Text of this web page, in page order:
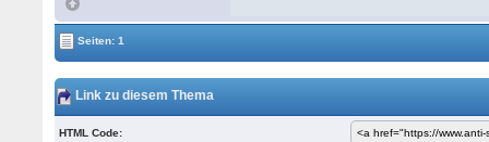
Seiten: 1
Link zu diesem Thema
HTML Code: